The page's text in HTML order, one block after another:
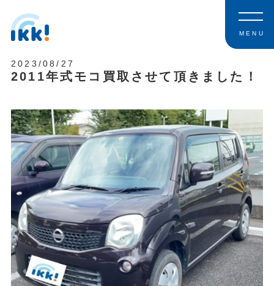
MENU
2023/08/27
2011年式モコ買取させて頂きました！